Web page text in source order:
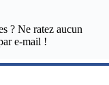
? Ne ratez aucun
e-mail !